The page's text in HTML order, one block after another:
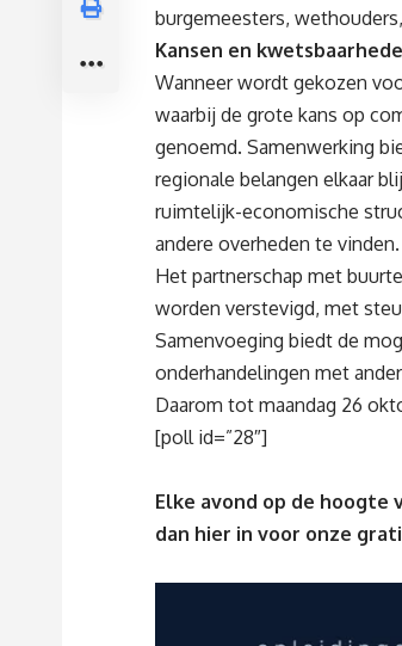
burgemeesters,
Kansen en
Wanneer wordt gekozen
waarbij de grote kans op
genoemd. Samenwerking
regionale belangen elkaar
ruimtelijk-economische
andere overheden te vinden.
Het partnerschap met
worden verstevigd, met
Samenvoeging biedt de
onderhandelingen met
Daarom tot maandag 26
[poll id=”28″]
Elke avond op de hoogte
dan hier in voor onze